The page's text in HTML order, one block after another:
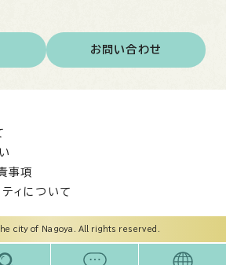
お問い合わせ
事項
ティについて
city of Nagoya. All rights reserved.